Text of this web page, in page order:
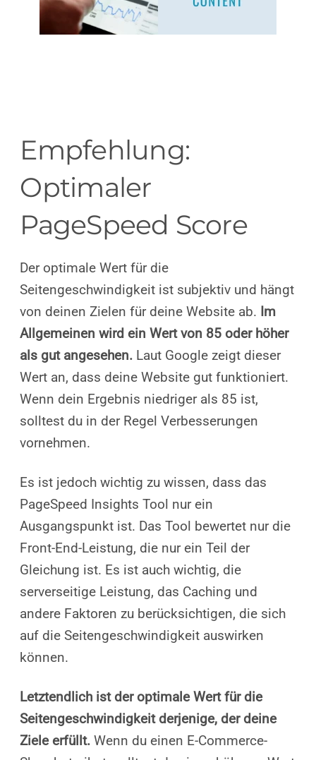
Empfehlung:
Optimaler
PageSpeed Score
Der optimale Wert für die
Seitengeschwindigkeit ist subjektiv und hängt
von deinen Zielen für deine Website ab. Im
Allgemeinen wird ein Wert von 85 oder höher
als gut angesehen. Laut Google zeigt dieser
Wert an, dass deine Website gut funktioniert.
Wenn dein Ergebnis niedriger als 85 ist,
solltest du in der Regel Verbesserungen
vornehmen.
Es ist jedoch wichtig zu wissen, dass das
PageSpeed Insights Tool nur ein
Ausgangspunkt ist. Das Tool bewertet nur die
Front-End-Leistung, die nur ein Teil der
Gleichung ist. Es ist auch wichtig, die
serverseitige Leistung, das Caching und
andere Faktoren zu berücksichtigen, die sich
auf die Seitengeschwindigkeit auswirken
können.
Letztendlich ist der optimale Wert für die
Seitengeschwindigkeit derjenige, der deine
Ziele erfüllt. Wenn du einen E-Commerce-